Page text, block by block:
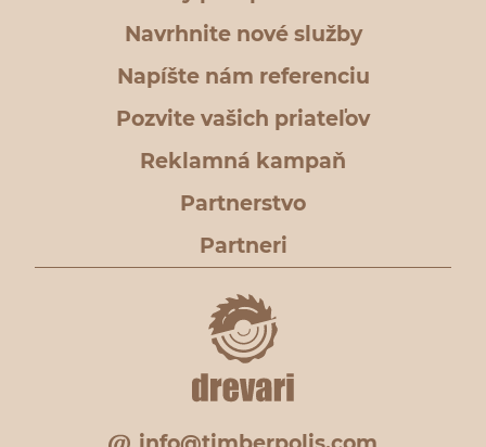
Navrhnite nové služby
Napíšte nám referenciu
Pozvite vašich priateľov
Reklamná kampaň
Partnerstvo
Partneri